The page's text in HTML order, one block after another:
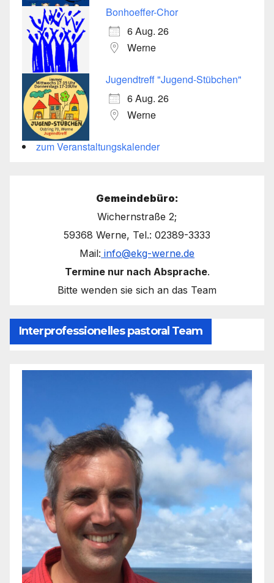
Bonhoeffer-Chor
6 Aug. 26
Werne
Jugendtreff "Jugend-Stübchen"
6 Aug. 26
Werne
zum Veranstaltungskalender
Gemeindebüro:
Wichernstraße 2;
59368 Werne, Tel.: 02389-3333
Mail: info@ekg-werne.de
Termine nur nach Absprache.
Bitte wenden sie sich an das Team
Interprofessionelles pastoral Team